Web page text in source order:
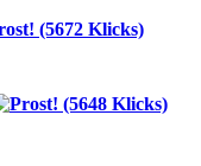
(5672 Klicks)
(5648 Klicks)